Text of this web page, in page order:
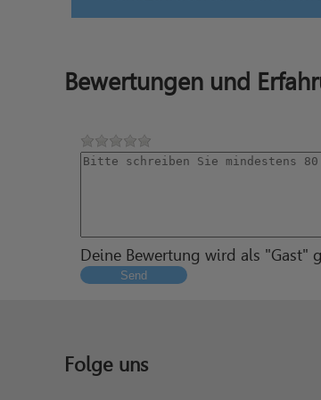
Bewertungen und
Deine Bewertung wird als "Gast"
Send
Folge uns